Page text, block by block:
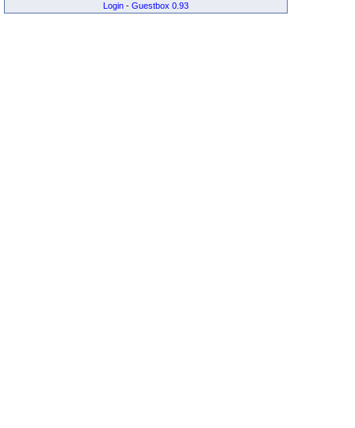
Login - Guestbox 0.93